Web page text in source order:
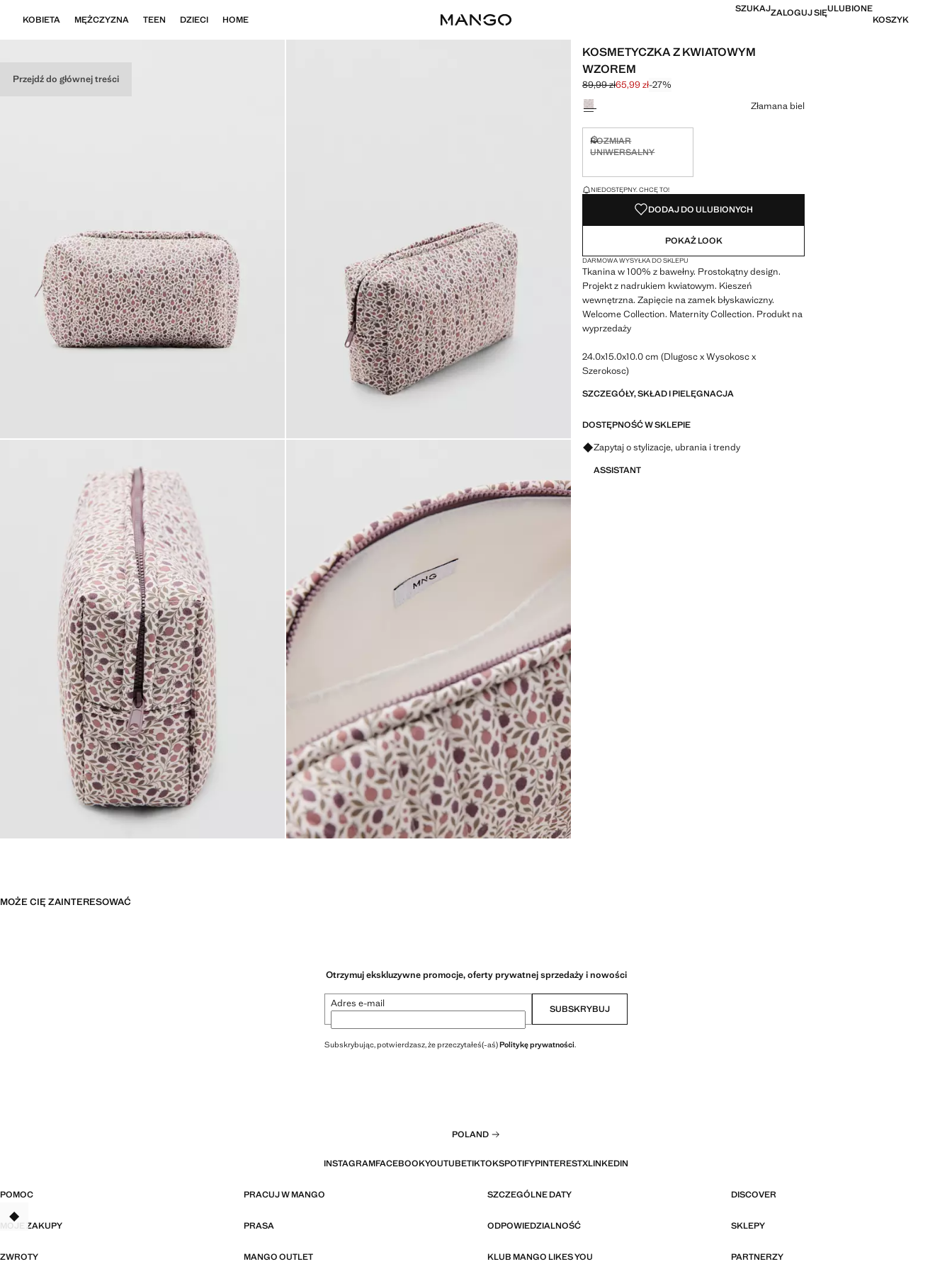
Przejdź do głównej treści
KOBIETA MĘŻCZYZNA TEEN DZIECI HOME
SZUKAJZALOGUJ SIĘULUBIONE
KOSZYK
KOSMETYCZKA Z KWIATOWYM
WZOREM
Skreślona cena początkowa [89,99 zł ]
89,99 zł
Aktualna cena [65,99 zł ]
65,99 zł-27%
Wybierz kolor
Złamana biel
ROZMIAR
UNIWERSALNY
Niedostępny. Chcę to!
OSTATNIE SZTUKI!
NIEDOSTĘPNY. CHCĘ TO!
DODAJ DO ULUBIONYCH
POKAŻ LOOK
DARMOWA WYSYŁKA DO SKLEPU
Tkanina w 100% z bawełny. Prostokątny design.
Projekt z nadrukiem kwiatowym. Kieszeń
wewnętrzna. Zapięcie na zamek błyskawiczny.
Welcome Collection. Maternity Collection. Produkt na
wyprzedaży
24.0x15.0x10.0 cm (Dlugosc x Wysokosc x
Szerokosc)
SZCZEGÓŁY, SKŁAD I PIELĘGNACJA
DOSTĘPNOŚĆ W SKLEPIE
Zapytaj o stylizacje, ubrania i trendy
ASSISTANT
MOŻE CIĘ ZAINTERESOWAĆ
Otrzymuj ekskluzywne promocje, oferty prywatnej sprzedaży i nowości
Adres e-mail SUBSKRYBUJ
Subskrybując, potwierdzasz, że przeczytałeś(-aś)Politykę prywatności.
POLAND
INSTAGRAMFACEBOOKYOUTUBETIKTOKSPOTIFYPINTERESTXLINKEDIN
POMOC PRACUJ W MANGO SZCZEGÓLNE DATY DISCOVER
MOJE ZAKUPY PRASA ODPOWIEDZIALNOŚĆ SKLEPY
ZWROTY MANGO OUTLET KLUB MANGO LIKES YOU PARTNERZY